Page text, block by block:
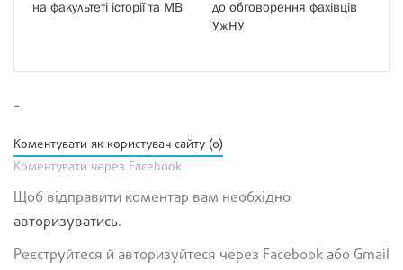
на факультеті історії та МВ
до обговорення фахівців
УжНУ
-
Коментувати як користувач сайту (0)
Коментувати через Facebook
Щоб відправити коментар вам необхідно
авторизуватись.
Реєструйтеся й авторизуйтеся через Facebook або Gmail